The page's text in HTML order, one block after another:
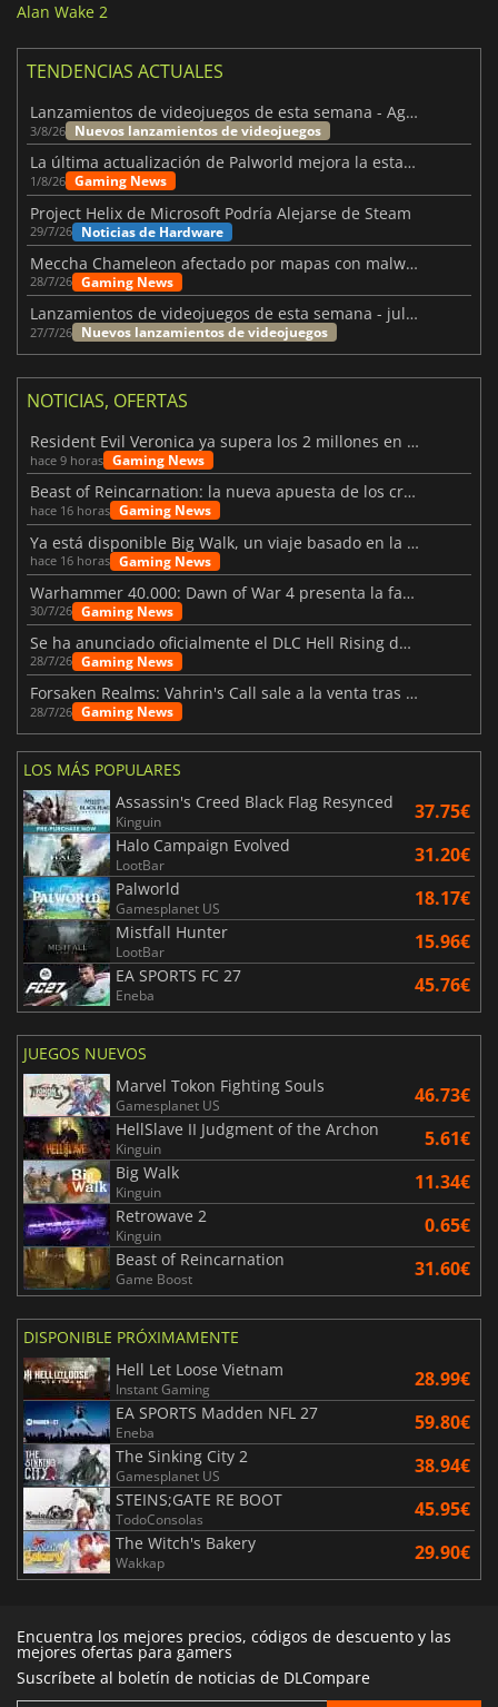
Alan Wake 2
TENDENCIAS ACTUALES
Lanzamientos de videojuegos de esta semana - Agosto de 2026 (semana 32)
3/8/26 Nuevos lanzamientos de videojuegos
La última actualización de Palworld mejora la estabilidad
1/8/26 Gaming News
Project Helix de Microsoft Podría Alejarse de Steam
29/7/26 Noticias de Hardware
Meccha Chameleon afectado por mapas con malware y Discord
28/7/26 Gaming News
Lanzamientos de videojuegos de esta semana - julio 2026 (semana 31)
27/7/26 Nuevos lanzamientos de videojuegos
NOTICIAS, OFERTAS
Resident Evil Veronica ya supera los 2 millones en listas de deseados
hace 9 horas Gaming News
Beast of Reincarnation: la nueva apuesta de los creadores de Pokémon
hace 16 horas Gaming News
Ya está disponible Big Walk, un viaje basado en la amistad
hace 16 horas Gaming News
Warhammer 40.000: Dawn of War 4 presenta la facción de los Necrones
30/7/26 Gaming News
Se ha anunciado oficialmente el DLC Hell Rising de Nioh 3
28/7/26 Gaming News
Forsaken Realms: Vahrin's Call sale a la venta tras una década
28/7/26 Gaming News
LOS MÁS POPULARES
Assassin's Creed Black Flag Resynced
Kinguin 37.75€
Halo Campaign Evolved
LootBar 31.20€
Palworld
Gamesplanet US 18.17€
Mistfall Hunter
LootBar 15.96€
EA SPORTS FC 27
Eneba 45.76€
JUEGOS NUEVOS
Marvel Tokon Fighting Souls
Gamesplanet US 46.73€
HellSlave II Judgment of the Archon
Kinguin 5.61€
Big Walk
Kinguin 11.34€
Retrowave 2
Kinguin 0.65€
Beast of Reincarnation
Game Boost 31.60€
DISPONIBLE PRÓXIMAMENTE
Hell Let Loose Vietnam
Instant Gaming 28.99€
EA SPORTS Madden NFL 27
Eneba 59.80€
The Sinking City 2
Gamesplanet US 38.94€
STEINS;GATE RE BOOT
TodoConsolas 45.95€
The Witch's Bakery
Wakkap 29.90€
Encuentra los mejores precios, códigos de descuento y las
mejores ofertas para gamers
Suscríbete al boletín de noticias de DLCompare